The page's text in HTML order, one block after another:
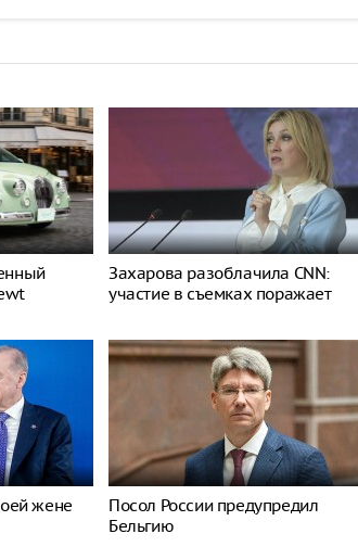
Захарова разоблачила CNN:
участие в съемках поражает
жене
Посол России предупредил
Бельгию